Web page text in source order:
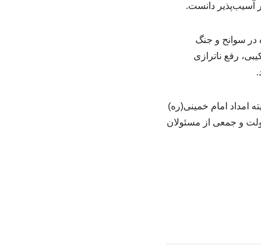
آسیب‌پذیر دانست.
در سوانح و جنگ
رفع ناترازی
امام خمینی(ره)
و جمعی از مسئولان